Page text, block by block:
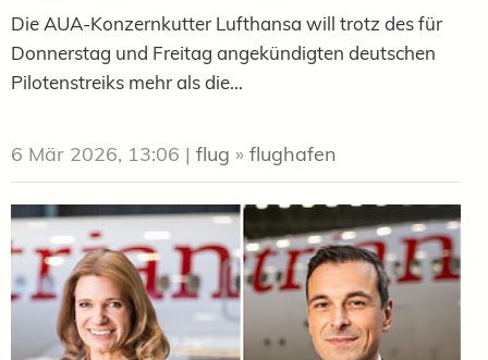
Die AUA-Konzernkutter Lufthansa will trotz des für
Donnerstag und Freitag angekündigten deutschen
Pilotenstreiks mehr als die...
6 Mär 2026, 13:06 | flug » flughafen